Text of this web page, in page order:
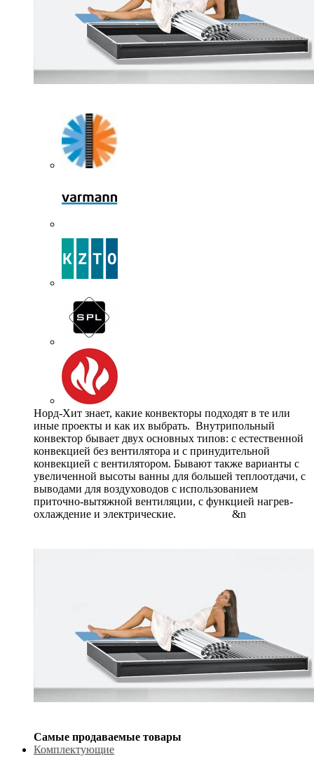
Норд-Хит знает, какие конвекторы подходят в те или
иные проекты и как их выбрать. Внутрипольный
конвектор бывает двух основных типов: с естественной
конвекцией без вентилятора и с принудительной
конвекцией с вентилятором. Бывают также варианты с
увеличенной высоты ванны для большей теплоотдачи, с
выводами для воздуховодов с использованием
приточно-вытяжной вентиляции, с функцией нагрев-
охлаждение и электрические. &n
Самые продаваемые товары
Комплектующие